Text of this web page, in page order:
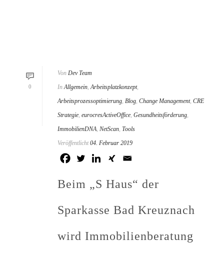
0
Von Dev Team
In Allgemein Arbeitsplatzkonzept,
Arbeitsprozessoptimierung Blog Change Management, CRE
Strategie eurocresActiveOffice Gesundheitsförderung
ImmobilienDNA NetScan Tools
Veröffentlicht 04. Februar 2019
Beim „S Haus“ der
Sparkasse Bad Kreuznach
wird Immobilienberatung